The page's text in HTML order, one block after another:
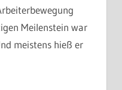
Meilenstein war
meistens hieß er